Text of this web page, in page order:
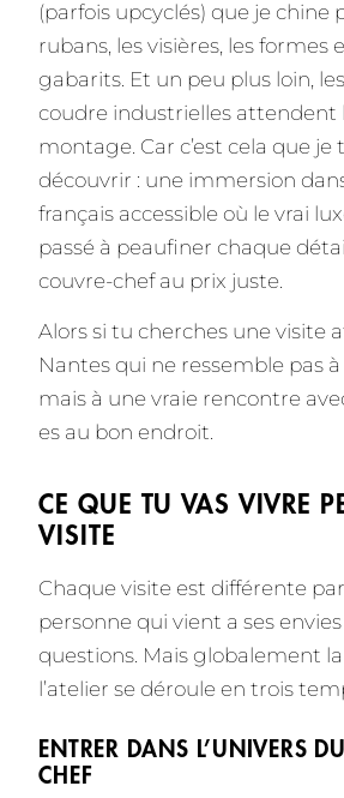
(parfois upcyclés) que je chine
rubans, les visières, les formes
gabarits. Et un peu plus loin,
coudre industrielles attendent
montage. Car c’est cela que je
découvrir : une immersion
français accessible où le vrai
passé à peaufiner chaque
couvre-chef au prix juste.
Alors si tu cherches une visite
Nantes qui ne ressemble pas
mais à une vraie rencontre
es au bon endroit.
CE QUE TU VAS VIVRE
VISITE
Chaque visite est différente
personne qui vient a ses
questions. Mais globalement
l’atelier se déroule en trois
ENTRER DANS L’UNIVERS
CHEF